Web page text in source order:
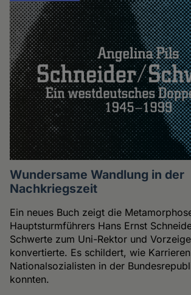
Wundersame Wandlung in der
Nachkriegszeit
Ein neues Buch zeigt die
Hauptsturmführers Hans Ernst
Schwerte zum Uni-Rektor und
konvertierte. Es schildert, wie
Nationalsozialisten in der
konnten.